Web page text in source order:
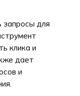
запросы для
клика и
дает
и